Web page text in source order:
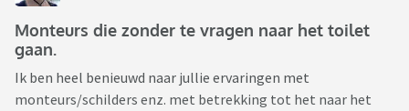
Monteurs die zonder te vragen naar het toilet
gaan.
Ik ben heel benieuwd naar jullie ervaringen met
monteurs/schilders enz. met betrekking tot het naar het